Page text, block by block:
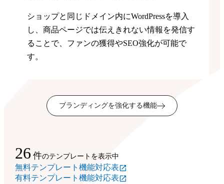
ショップと同じドメイン内にWordPressを導入
し、商品ページでは伝えきれない情報を発信す
ることで、ファンの獲得やSEO強化が可能で
す。
ブランディングを強化する機能
26 件のテンプレートを表示中
無料テンプレート機能対応表
有料テンプレート機能対応表